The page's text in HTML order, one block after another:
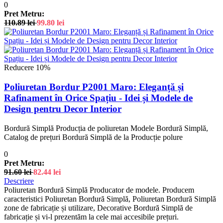
0
Pret Metru:
110.89lei 99.80 lei
Reducere 10%
Poliuretan Bordur P2001 Maro: Eleganță și
Rafinament în Orice Spațiu - Idei și Modele de
Design pentru Decor Interior
Bordură Simplă Producția de poliuretan Modele Bordură Simplă,
Catalog de prețuri Bordură Simplă de la Producție polure
0
Pret Metru:
91.60lei 82.44 lei
Descriere
Poliuretan Bordură Simplă Producator de modele. Producem
caracteristici Poliuretan Bordură Simplă, Poliuretan Bordură Simplă
zone de fabricație și utilizare, Decorative Bordură Simplă de
fabricație și vi-l prezentăm la cele mai accesibile prețuri.